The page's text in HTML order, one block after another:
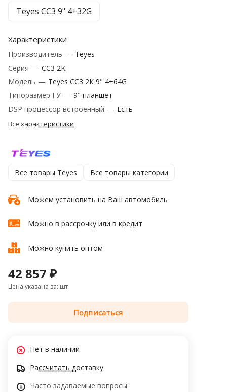
Teyes CC3 9" 4+32G
Характеристики
Производитель — Teyes
Серия — CC3 2K
Модель — Teyes CC3 2К 9" 4+64G
Типоразмер ГУ — 9" планшет
DSP процессор встроенный — Есть
Все характеристики
Все товары Teyes Все товары категории
Можем установить на Ваш автомобиль
Можно в рассрочку или в кредит
Можно купить оптом
42 857 ₽
Цена указана за: шт
Подписаться
Нет в наличии
Рассчитать доставку
Часто задаваемые вопросы: